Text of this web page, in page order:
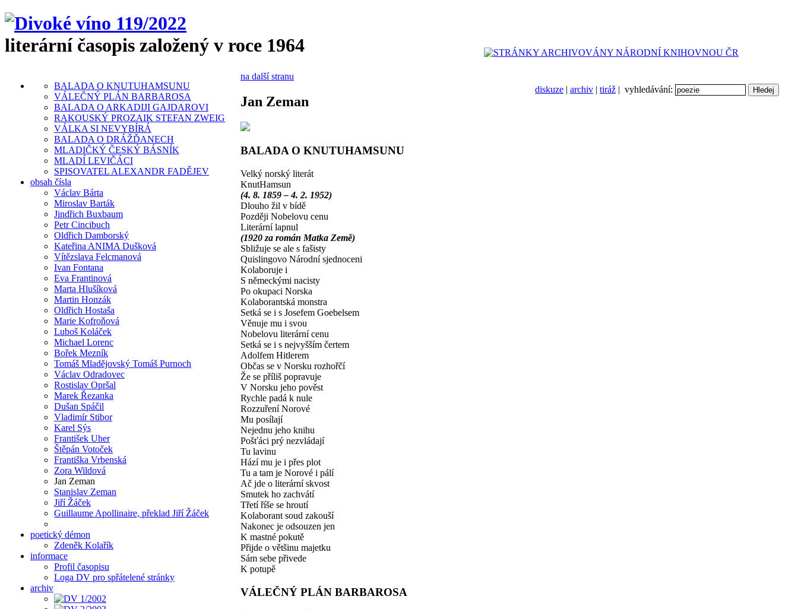
literární časopis založený v roce 1964
diskuze | archiv | tiráž | vyhledávání:
BALADA O KNUTUHAMSUNU
VÁLEČNÝ PLÁN BARBAROSA
BALADA O ARKADIJI GAJDAROVI
RAKOUSKÝ PROZAIK STEFAN ZWEIG
VÁLKA SI NEVYBÍRÁ
BALADA O DRÁŽĎANECH
MLADIČKÝ ČESKÝ BÁSNÍK
MLADÍ LEVIČÁCI
SPISOVATEL ALEXANDR FADĚJEV
obsah čísla
Václav Bárta
Miroslav Barták
Jindřich Buxbaum
Petr Cincibuch
Oldřich Damborský
Kateřina ANIMA Dušková
Vítězslava Felcmanová
Ivan Fontana
Eva Frantinová
Marta Hlušíková
Martin Honzák
Oldřich Hostaša
Marie Kofroňová
Luboš Koláček
Michael Lorenc
Bořek Mezník
Tomáš Mladějovský Tomáš Purnoch
Václav Odradovec
Rostislav Opršal
Marek Řezanka
Dušan Spáčil
Vladimír Stibor
Karel Sýs
František Uher
Štěpán Votoček
Františka Vrbenská
Zora Wildová
Jan Zeman
Stanislav Zeman
Jiří Žáček
Guillaume Apollinaire, překlad Jiří Žáček
poetický démon
Zdeněk Kolařík
informace
Profil časopisu
Loga DV pro spřátelené stránky
archiv
na další stranu
Jan Zeman
BALADA O KNUTUHAMSUNU
Velký norský literát
KnutHamsun
(4. 8. 1859 – 4. 2. 1952)
Dlouho žil v bídě
Později Nobelovu cenu
Literární lapnul
(1920 za román Matka Země)
Sbližuje se ale s fašisty
Quislingovo Národní sjednoceni
Kolaboruje i
S německými nacisty
Po okupaci Norska
Kolaborantská monstra
Setká se i s Josefem Goebelsem
Věnuje mu i svou
Nobelovu literární cenu
Setká se i s nejvyšším čertem
Adolfem Hitlerem
Občas se v Norsku rozhořčí
Že se příliš popravuje
V Norsku jeho pověst
Rychle padá k nule
Rozzuření Norové
Mu posílají
Nejednu jeho knihu
Pošťáci prý nezvládají
Tu lavinu
Hází mu je i přes plot
Tu a tam je Norové i pálí
Ač jde o literární skvost
Smutek ho zachvátí
Třetí říše se hroutí
Kolaborant soud zakouší
Nakonec je odsouzen jen
K mastné pokutě
Přijde o většinu majetku
Sám sebe přivede
K potupě
VÁLEČNÝ PLÁN BARBAROSA